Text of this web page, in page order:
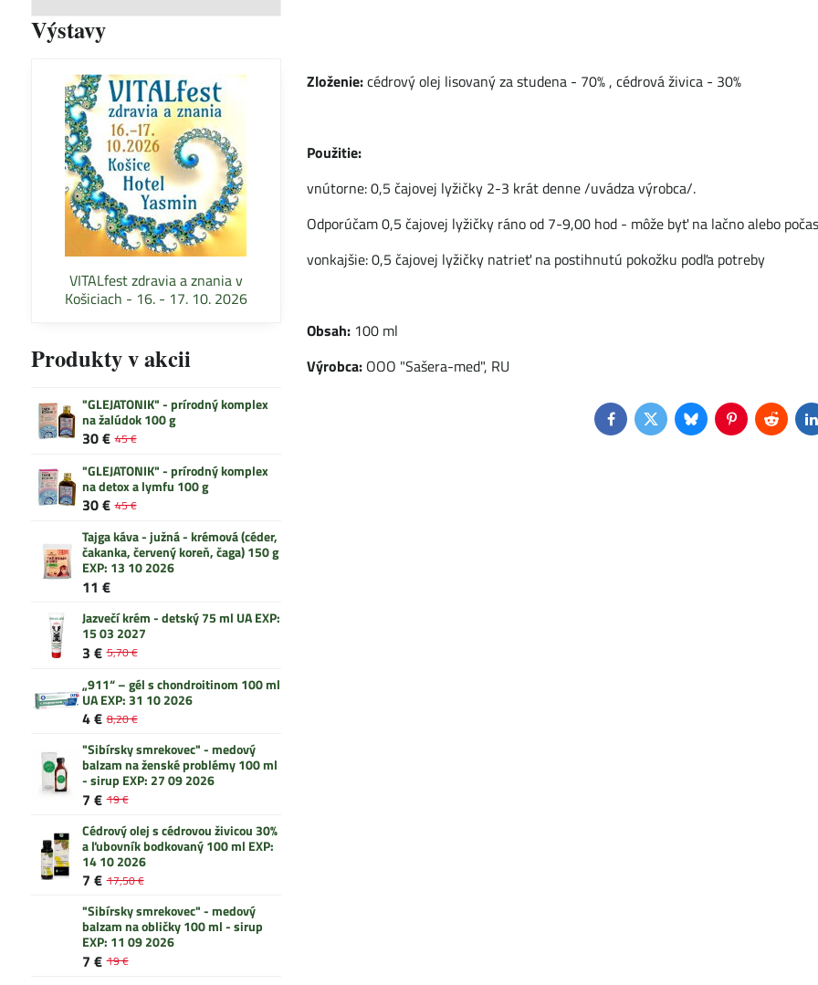
Zloženie:cédrový olej lisovaný za studena - 70% , cédrová živica - 30%
Použitie:
vnútorne: 0,5 čajovej lyžičky 2-3 krát denne /uvádza výrobca/.
Odporúčam 0,5 čajovej lyžičky ráno od 7-9,00 hod - môže byť na lačno alebo
vonkajšie: 0,5 čajovej lyžičky natrieť na postihnutú pokožku podľa potreby
Obsah: 100 ml
Výrobca: OOO "Sašera-med", RU
FacebookTwitterBlueskyPinterestReddit
Výstavy
VITALfest zdravia a znania v
Košiciach - 16. - 17. 10. 2026
Produkty v akcii
"GLEJATONIK" - prírodný komplex
na žalúdok 100 g
30 € 45 €
"GLEJATONIK" - prírodný komplex
na detox a lymfu 100 g
30 € 45 €
Tajga káva - južná - krémová (céder,
čakanka, červený koreň, čaga) 150 g
EXP: 13 10 2026
11 €
Jazvečí krém - detský 75 ml UA EXP:
15 03 2027
3 € 5,70 €
„911“ – gél s chondroitinom 100 ml
UA EXP: 31 10 2026
4 € 8,20 €
"Sibírsky smrekovec" - medový
balzam na ženské problémy 100 ml
- sirup EXP: 27 09 2026
7 € 19 €
Cédrový olej s cédrovou živicou 30%
a ľubovník bodkovaný 100 ml EXP:
14 10 2026
7 € 17,50 €
"Sibírsky smrekovec" - medový
balzam na obličky 100 ml - sirup
EXP: 11 09 2026
7 € 19 €